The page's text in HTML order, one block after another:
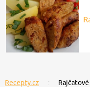
Recepty.cz